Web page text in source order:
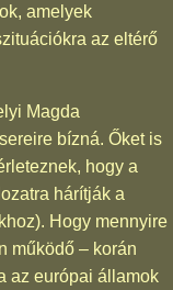
amelyek
az eltérő
Magda
bízná. Őket is
hogy a
hárítják a
Hogy mennyire
működő – korán
az európai államok